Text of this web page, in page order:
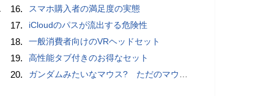
16. スマホ購入者の満足度の実態
17. iCloudのパスが流出する危険性
18. 一般消費者向けのVRヘッドセット
19. 高性能タブ付きのお得なセット
20. ガンダムみたいなマウス? ただのマウスとは違うのだよ1944通りの形状に変更できる驚異のマウス